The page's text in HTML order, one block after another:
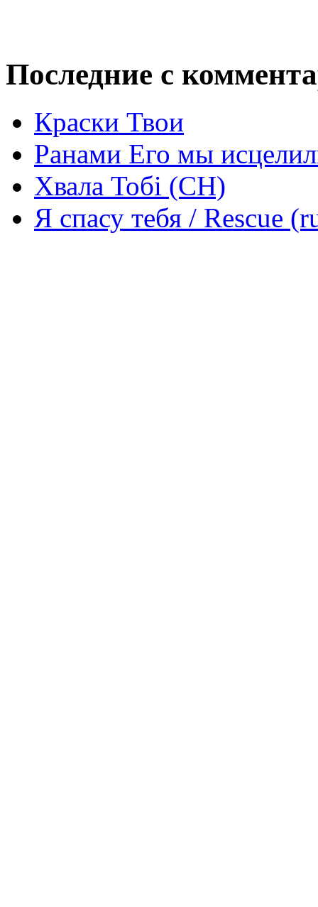
Последние с
Краски Твои
Ранами Его мы
Хвала Тобі (СН)
Я спасу тебя / Rescue